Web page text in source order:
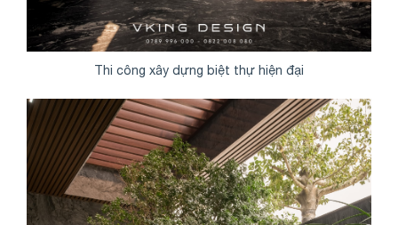
Thi công xây dựng biệt thự hiện đại